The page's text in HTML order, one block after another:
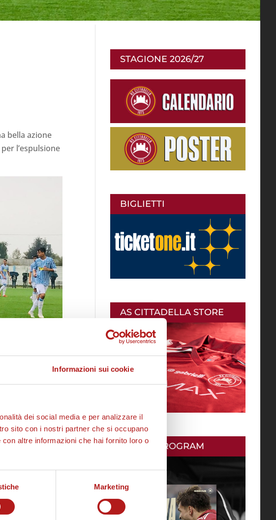
Informazioni sui cookie
dei social media e per analizzare il
sito con i nostri partner che si occupano
altre informazioni che hai fornito loro o
Marketing
bella azione
l’espulsione
.
Cuellar
STAGIONE 2026/27
BIGLIETTI
AS CITTADELLA STORE
MATCH PROGRAM